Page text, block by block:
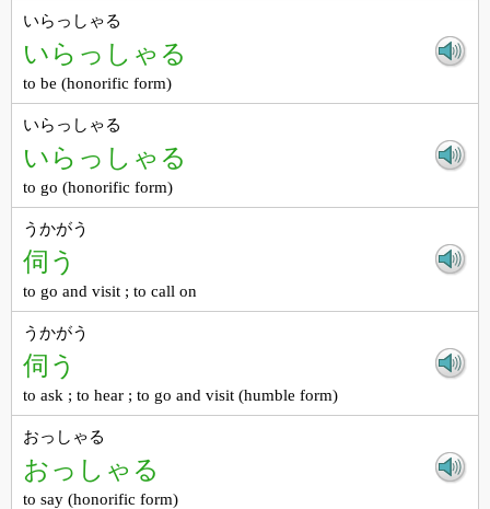
いらっしゃる
いらっしゃる
to be (honorific form)
いらっしゃる
いらっしゃる
to go (honorific form)
うかがう
伺う
to go and visit ; to call on
うかがう
伺う
to ask ; to hear ; to go and visit (humble form)
おっしゃる
おっしゃる
to say (honorific form)